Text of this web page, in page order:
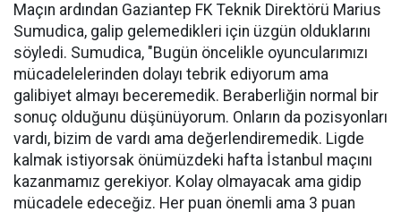
Maçın ardından Gaziantep FK Teknik Direktörü Marius
Sumudica, galip gelemedikleri için üzgün olduklarını
söyledi. Sumudica, "Bugün öncelikle oyuncularımızı
mücadelelerinden dolayı tebrik ediyorum ama
galibiyet almayı beceremedik. Beraberliğin normal bir
sonuç olduğunu düşünüyorum. Onların da pozisyonları
vardı, bizim de vardı ama değerlendiremedik. Ligde
kalmak istiyorsak önümüzdeki hafta İstanbul maçını
kazanmamız gerekiyor. Kolay olmayacak ama gidip
mücadele edeceğiz. Her puan önemli ama 3 puan